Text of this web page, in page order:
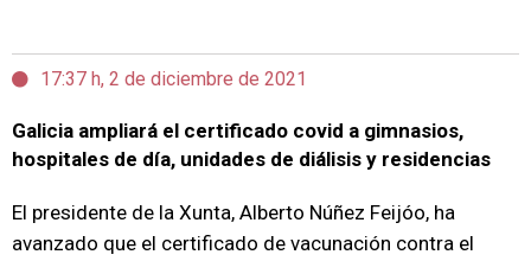
17:37 h, 2 de diciembre de 2021
Galicia ampliará el certificado covid a gimnasios,
hospitales de día, unidades de diálisis y residencias
El presidente de la Xunta, Alberto Núñez Feijóo, ha
avanzado que el certificado de vacunación contra el